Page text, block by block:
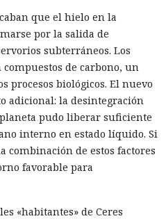
que el hielo en la
por la salida de
subterráneos. Los
de carbono, un
procesos biológicos. El nuevo
adicional: la desintegración
pudo liberar suficiente
interno en estado líquido. Si
combinación de estos factores
favorable para
«habitantes» de Ceres